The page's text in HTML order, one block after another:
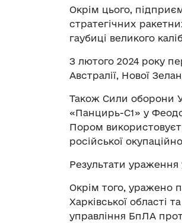
Окрім цього,
стратегічних
гаубиці великого
З лютого 2024 року
Австралії, Нової
Також Сили оборони
«Панцирь-С1» у
Пором
російської
Результати
Окрім того, уражено
Харківської області
управління БпЛА